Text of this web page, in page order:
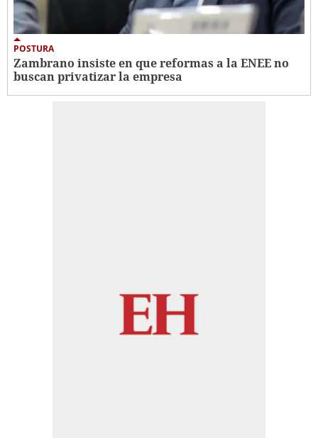
POSTURA
Zambrano insiste en que reformas a la ENEE no
buscan privatizar la empresa